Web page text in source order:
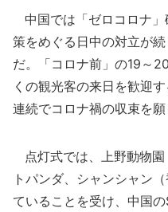
中国では「ゼロコロナ
策をめぐる日中の対立が
だ。「コロナ前」の19～
くの観光客の来日を歓迎
連続でコロナ禍の収束を願
点灯式では、上野動物
トパンダ、シャンシャン
ていることを受け、中国